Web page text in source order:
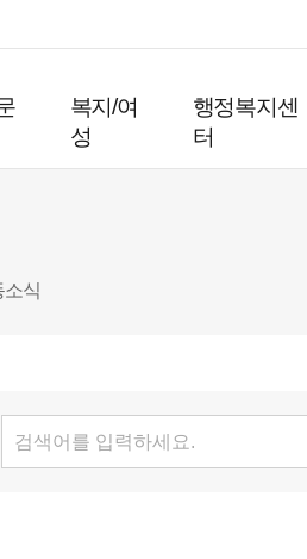
복지/여
성
행정복지센
터
소식